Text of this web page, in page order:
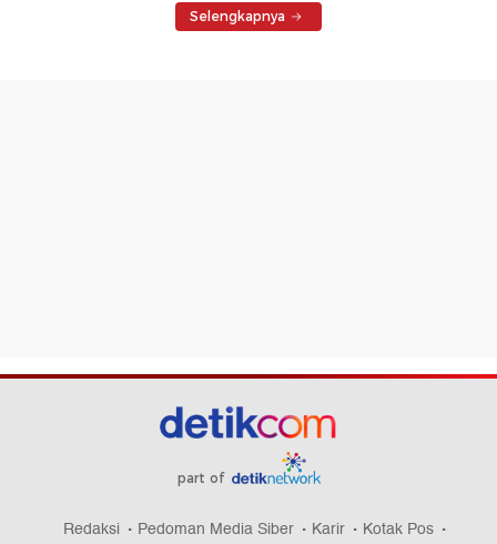
Selengkapnya
part of
Redaksi Pedoman Media Siber Karir
Kotak Pos